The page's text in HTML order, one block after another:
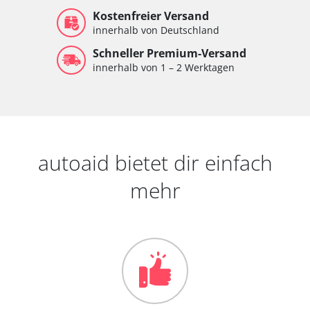
Kostenfreier Versand
innerhalb von Deutschland
Schneller Premium-Versand
innerhalb von 1 – 2 Werktagen
autoaid bietet dir einfach
mehr